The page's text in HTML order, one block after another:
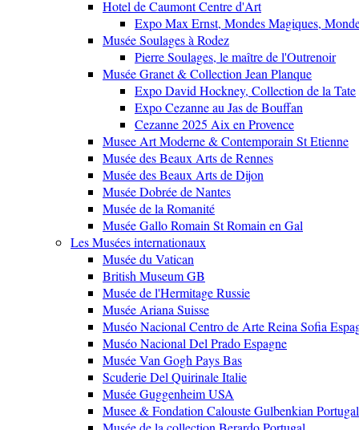
Hotel de Caumont Centre d'Art
Expo Max Ernst, Mondes Magiques,
Musée Soulages à Rodez
Pierre Soulages, le maître de l'Outrenoir
Musée Granet & Collection Jean Planque
Expo David Hockney, Collection de la Tate
Expo Cezanne au Jas de Bouffan
Cezanne 2025 Aix en Provence
Musee Art Moderne & Contemporain St Etienne
Musée des Beaux Arts de Rennes
Musée des Beaux Arts de Dijon
Musée Dobrée de Nantes
Musée de la Romanité
Musée Gallo Romain St Romain en Gal
Les Musées internationaux
Musée du Vatican
British Museum GB
Musée de l'Hermitage Russie
Musée Ariana Suisse
Muséo Nacional Centro de Arte Reina Sofia
Muséo Nacional Del Prado Espagne
Musée Van Gogh Pays Bas
Scuderie Del Quirinale Italie
Musée Guggenheim USA
Musee & Fondation Calouste Gulbenkian Portugal